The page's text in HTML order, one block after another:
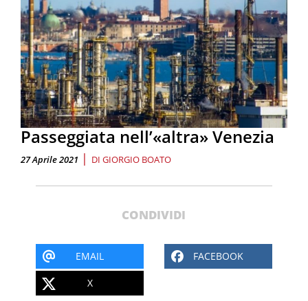
Passeggiata nell’«altra» Venezia
27 Aprile 2021 | DI GIORGIO BOATO
CONDIVIDI
EMAIL FACEBOOK
X